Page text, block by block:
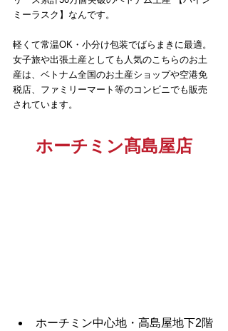
ミーラスク】なんです。
軽くて常温OK・小分け包装でばらまきに最適。
女子旅や出張土産としても人気のこちらのお土
産は、ベトナム全国のお土産ショップや空港免
税店、ファミリーマート等のコンビニでも販売
されています。
ホーチミン髙島屋店
ホーチミン中心地・高島屋地下2階